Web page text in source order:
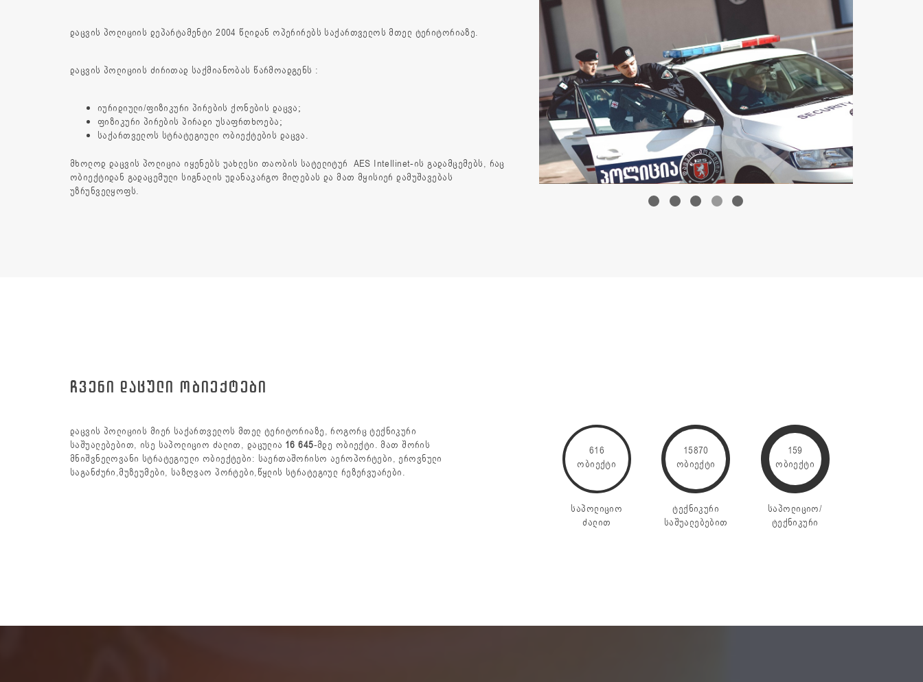
დაცვის პოლიციის დეპარტამენტი 2004 წლიდან ოპერირებს საქართველოს მთელ ტერიტორიაზე.
დაცვის პოლიციის ძირითად საქმიანობას წარმოადგენს :
იურიდიული/ფიზიკური პირების ქონების დაცვა;
ფიზიკური პირების პირადი უსაფრთხოება;
საქართველოს სტრატეგიული ობიექტების დაცვა.
მხოლოდ დაცვის პოლიცია იყენებს უახლესი თაობის სატელიტურ AES Intellinet-ის გადამცემებს, რაც
ობიექტიდან გადაცემული სიგნალის უდანაკარგო მიღებას და მათ მყისიერ დამუშავებას
უზრუნველყოფს.
ᲩᲕᲔᲜᲘ ᲓᲐᲪᲣᲚᲘ ᲝᲑᲘᲔᲥᲢᲔᲑᲘ
დაცვის პოლიციის მიერ საქართველოს მთელ ტერიტორიაზე, როგორც ტექნიკური
საშუალებებით, ისე საპოლიციო ძალით, დაცულია 16 645-მდე ობიექტი. მათ შორის
მნიშვნელოვანი სტრატეგიული ობიექტები: საერთაშორისო აეროპორტები, ეროვნული
საგანძური,მუზეუმები, საზღვაო პორტები,წყლის სტრატეგიულ რეზერვუარები.
616
ობიექტი
საპოლიციო
ძალით
15870
ობიექტი
ტექნიკური
საშუალებებით
159
ობიექტი
საპოლიციო/
ტექნიკური